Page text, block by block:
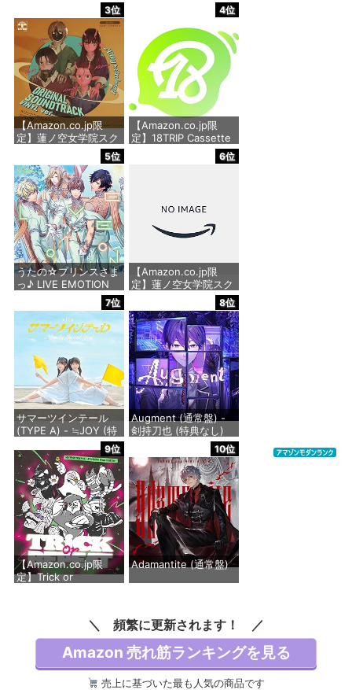
ル・サウンドトラック
価格：¥3,300 価格：¥1,818
3位
【Amazon.co.jp限
定】蓮ノ空女学院スク
ールアイドルクラブ
2nd SPECIALアルバム
「おいでよ！石川大観
光Ⅱ」 - 蓮ノ空女学院
スクールアイドルクラ
ブ[日野下花帆、村野
さやか、乙宗 梢、夕霧
綴理、大沢瑠璃乃、藤
島 慈、百生吟子、徒町
小
価格：¥2,860
4位
【Amazon.co.jp限
定】18TRIP Cassette
ARTISTS(アクリルキ
5位
うたの☆プリンスさま
っ♪ LIVE EMOTION
2nd Anniversary CD
トキヤ・カミュ・瑛
二・大和
6位
【Amazon.co.jp限
定】蓮ノ空女学院スク
ールアイドルクラブ
Extraシングル「タイ
トル未定」 - 蓮ノ空女
学院スクールアイドル
クラブ[日野下花帆、
村野さやか、大沢瑠璃
乃、百生吟子、徒町小
鈴、安養寺姫芽、セラ
ス 柳田 リリエンフェ
ルト、桂城
価格：¥1,430
7位
サマーツインテール
(TYPE A) - ≒JOY (特
価格：¥1,488
8位
Augment (通常盤) -
剣持刀也 (特典なし)
価格：¥2,750
9位
【Amazon.co.jp限
定】Trick or
(A4クリアファイル
(Buster Bros!!! ver.)
価格：¥6,600
10位
Adamantite (通常盤)
頻繁に更新されます！
Amazon 売れ筋ランキングを見る
売上に基づいた最も人気の商品です